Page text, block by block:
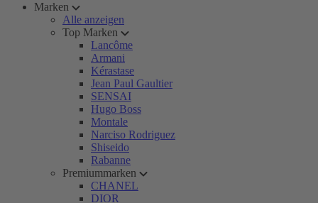
Marken
Alle anzeigen
Top Marken
Lancôme
Armani
Kérastase
Jean Paul Gaultier
SENSAI
Hugo Boss
Montale
Narciso Rodriguez
Shiseido
Rabanne
Premiummarken
CHANEL
DIOR